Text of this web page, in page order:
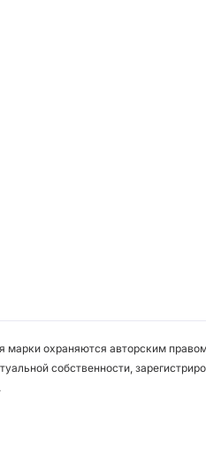
охраняются авторским
собственности,